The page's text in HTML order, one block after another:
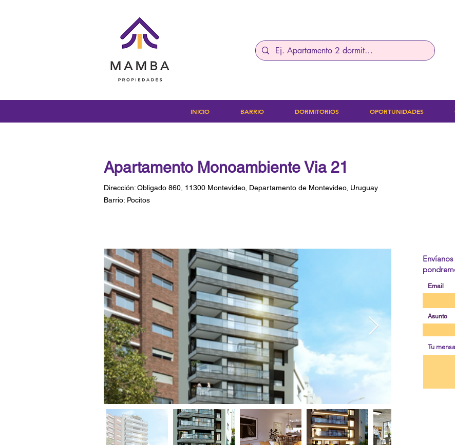
Apartamento Monoambiente Via 21
Dirección:Obligado 860, 11300 Montevideo, Departamento de Montevideo, Uruguay
Barrio: Pocitos
Email
Asunto
Tu
INICIO BARRIO DORMITORIOS OPORTUNIDADES